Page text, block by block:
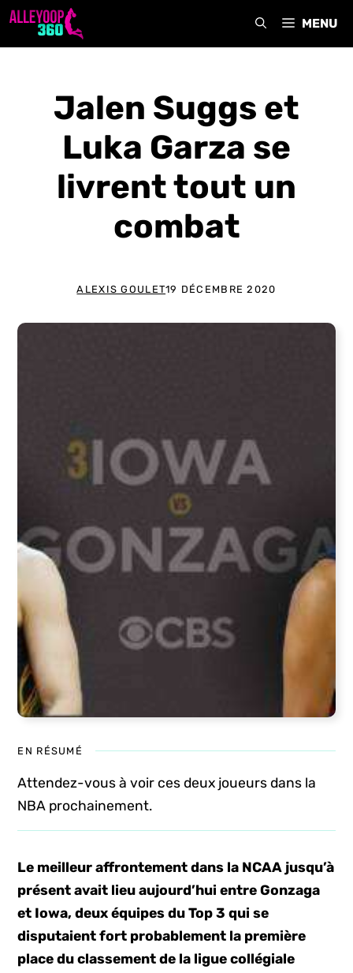
Aller
MENU
Jalen Suggs et
Luka Garza se
livrent tout un
combat
ALEXIS GOULET19 DÉCEMBRE 2020
EN RÉSUMÉ
Attendez-vous à voir ces deux joueurs dans la
NBA prochainement.
Le meilleur affrontement dans la NCAA jusqu’à
présent avait lieu aujourd’hui entre Gonzaga
et Iowa, deux équipes du Top 3 qui se
disputaient fort probablement la première
place du classement de la ligue collégiale